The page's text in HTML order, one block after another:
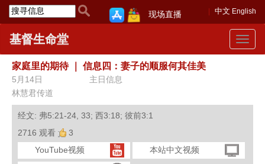
中文 English
现场直播
Toggle
基督生命堂
家庭里的期待 信息四：妻子的顺服何其佳美
5月14日
主日信息
林慧君传道
经文: 弗5:21-24, 33; 西3:18; 彼前3:1
2716 观看
3
YouTube视频
本站中文视频